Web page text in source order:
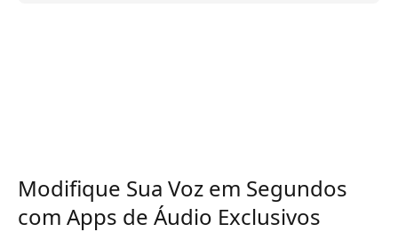
Modifique Sua Voz em Segundos
com Apps de Áudio Exclusivos